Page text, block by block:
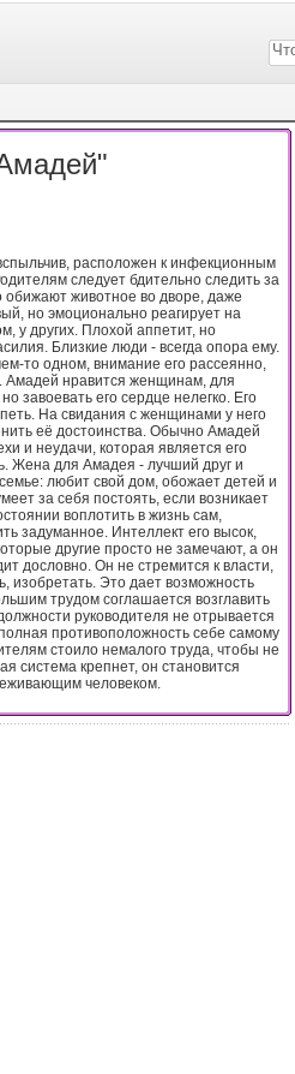
расположен к инфекционным
следует бдительно следить за
обижают животное во дворе, даже
но эмоционально реагирует на
у других. Плохой аппетит, но
Близкие люди - всегда опора ему.
то одном, внимание его рассеянно,
Амадей нравится женщинам, для
завоевать его сердце нелегко. Его
На свидания с женщинами у него
её достоинства. Обычно Амадей
и неудачи, которая является его
Жена для Амадея - лучший друг и
любит свой дом, обожает детей и
за себя постоять, если возникает
воплотить в жизнь сам,
задуманное. Интеллект его высок,
другие просто не замечают, а он
дословно. Он не стремится к власти,
изобретать. Это дает возможность
трудом соглашается возглавить
руководителя не отрывается
противоположность себе самому
стоило немалого труда, чтобы не
система крепнет, он становится
человеком.